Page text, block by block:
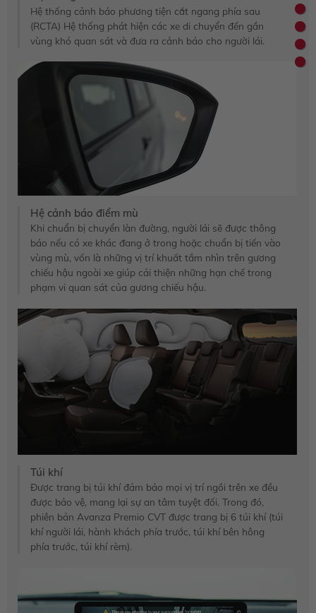
Hệ thống cảnh báo phương tiện cắt ngang phía sau
(RCTA) Hệ thống phát hiện các xe di chuyển đến gần
vùng khó quan sát và đưa ra cảnh báo cho người lái.
Hệ cảnh báo điểm mù
Khi chuẩn bị chuyển làn đường, người lái sẽ được thông
báo nếu có xe khác đang ở trong hoặc chuẩn bị tiến vào
vùng mù, vốn là những vị trí khuất tầm nhìn trên gương
chiếu hậu ngoài xe giúp cải thiện những hạn chế trong
phạm vi quan sát của gương chiếu hậu.
Túi khí
Được trang bị túi khí đảm bảo mọi vị trí ngồi trên xe đều
được bảo vệ, mang lại sự an tâm tuyệt đối. Trong đó,
phiên bản Avanza Premio CVT được trang bị 6 túi khí (túi
khí người lái, hành khách phía trước, túi khí bên hông
phía trước, túi khí rèm).